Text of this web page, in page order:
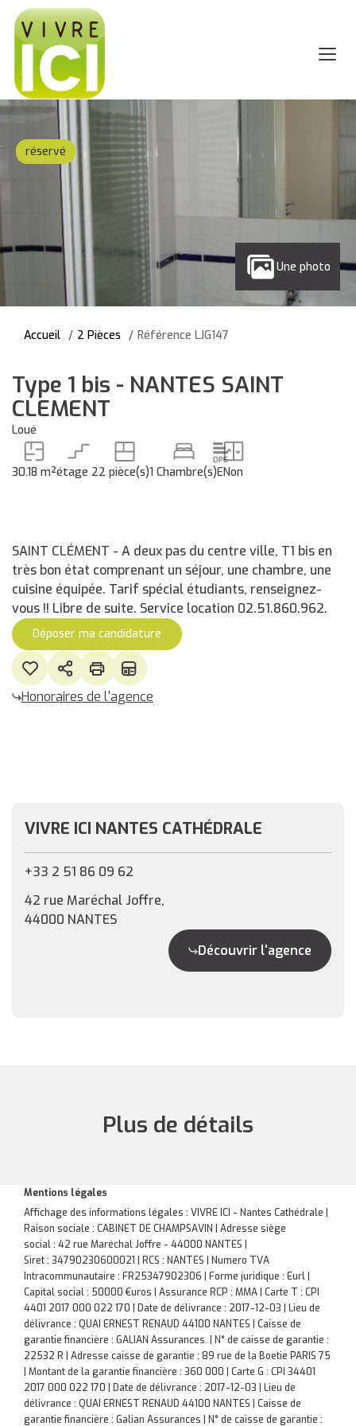
réservé
Une photo
Accueil 2 Pièces Référence LJG147
Type 1 bis - NANTES SAINT
CLEMENT
Loué
30.18 m²étage 22 pièce(s)1 Chambre(s)ENon
SAINT CLÉMENT - A deux pas du centre ville, T1 bis en
très bon état comprenant un séjour, une chambre, une
cuisine équipée. Tarif spécial étudiants, renseignez-
vous !! Libre de suite. Service location 02.51.860.962.
Déposer ma candidature
Honoraires de l'agence
VIVRE ICI NANTES CATHÉDRALE
+33 2 51 86 09 62
42 rue Maréchal Joffre,
44000 NANTES
Découvrir l'agence
Plus de détails
Mentions légales
Affichage des informations légales : VIVRE ICI - Nantes Cathédrale |
Raison sociale : CABINET DE CHAMPSAVIN | Adresse siège
social : 42 rue Maréchal Joffre - 44000 NANTES |
Siret : 34790230600021 | RCS : NANTES | Numero TVA
Intracommunautaire : FR25347902306 | Forme juridique : Eurl |
Capital social : 50000 €uros | Assurance RCP : MMA | Carte T : CPI
4401 2017 000 022 170 | Date de délivrance : 2017-12-03 | Lieu de
délivrance : QUAI ERNEST RENAUD 44100 NANTES | Caisse de
garantie financière : GALIAN Assurances. | N° de caisse de garantie :
22532 R | Adresse caisse de garantie : 89 rue de la Boetie PARIS 75
| Montant de la garantie financière : 360 000 | Carte G : CPI 34401
2017 000 022 170 | Date de délivrance : 2017-12-03 | Lieu de
délivrance : QUAI ERNEST RENAUD 44100 NANTES | Caisse de
garantie financière : Galian Assurances | N° de caisse de garantie :